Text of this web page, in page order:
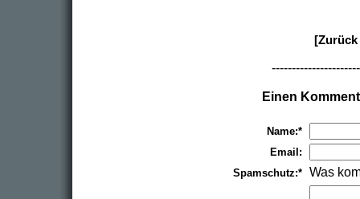
Einen
Name:*
Email:
Spamschutz:* Was